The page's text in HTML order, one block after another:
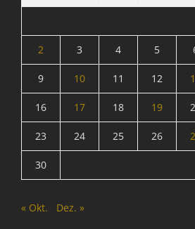
b
r
a
h
n
,
2 3 4 5
9 10 11 12
16 17 18 19
23 24 25 26
30
« Okt. Dez. »